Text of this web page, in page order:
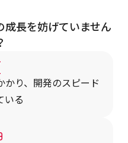
成長を妨げていません
かり、開発のスピード
いる